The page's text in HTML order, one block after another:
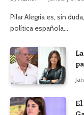
Pilar Alegría es, sin
política española…